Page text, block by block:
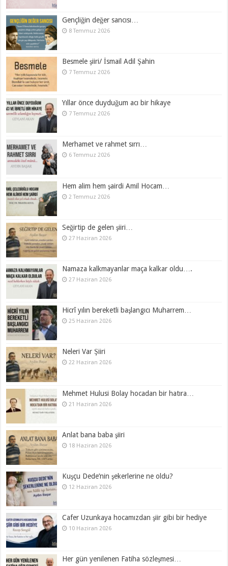
Gençliğin değer sancısı…
8 Temmuz 2026
Besmele şiiri/ İsmail Adil Şahin
7 Temmuz 2026
Yıllar önce duyduğum acı bir hikaye
7 Temmuz 2026
Merhamet ve rahmet sırrı…
6 Temmuz 2026
Hem alim hem şairdi Amil Hocam…
2 Temmuz 2026
Seğirtip de gelen şiiri…
27 Haziran 2026
Namaza kalkmayanlar maça kalkar oldu….
27 Haziran 2026
Hicrî yılın bereketli başlangıcı Muharrem…
25 Haziran 2026
Neleri Var Şiiri
22 Haziran 2026
Mehmet Hulusi Bolay hocadan bir hatıra…
21 Haziran 2026
Anlat bana baba şiiri
18 Haziran 2026
Kuşçu Dede’nin şekerlerine ne oldu?
12 Haziran 2026
Cafer Uzunkaya hocamızdan şiir gibi bir hediye
10 Haziran 2026
Her gün yenilenen Fatiha sözleşmesi…